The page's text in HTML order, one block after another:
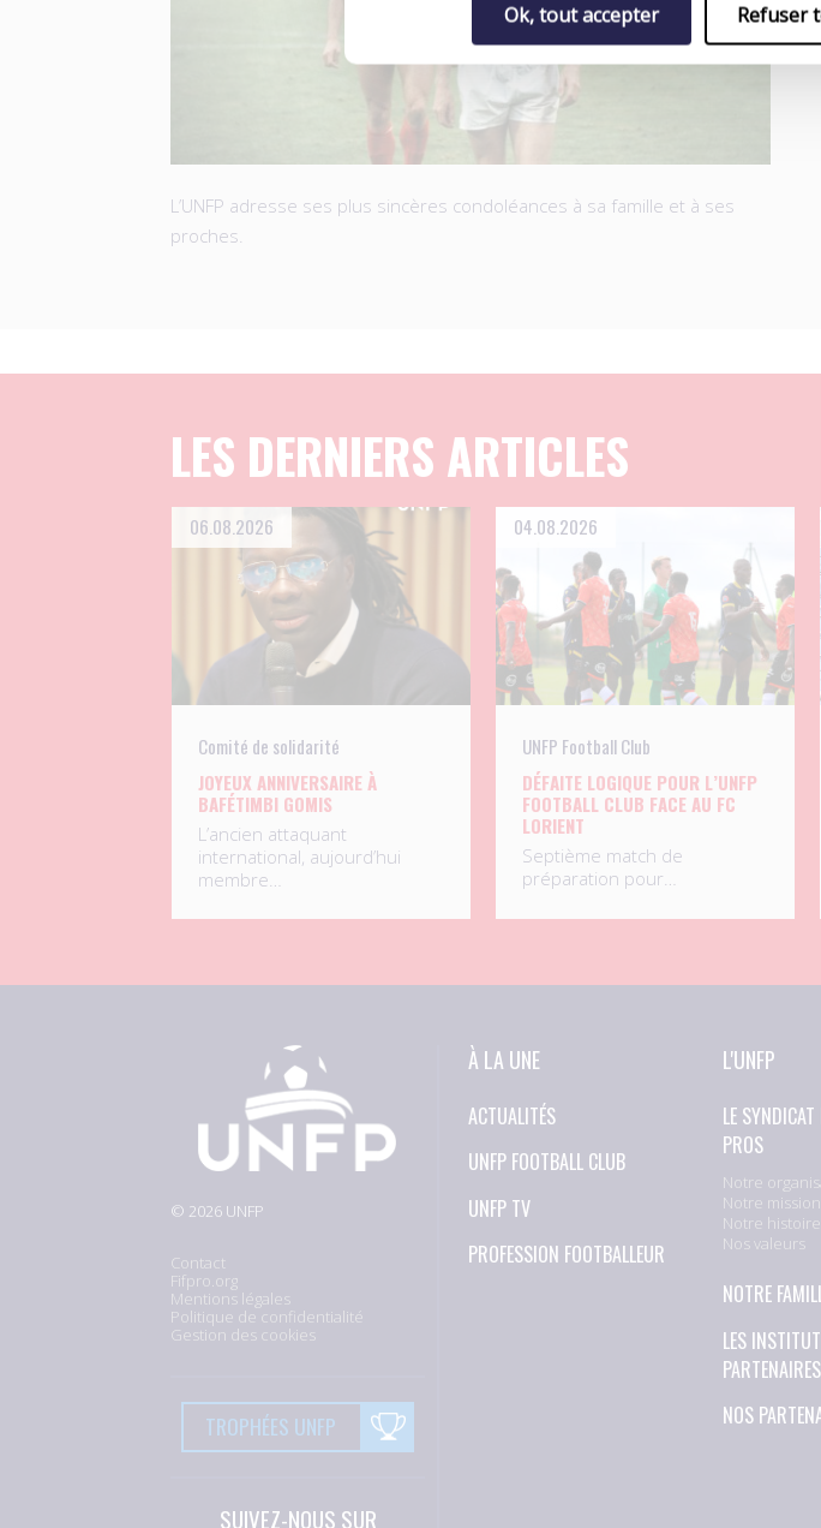
Ok, tout accepter Refuser
L’UNFP adresse ses plus sincères condoléances à sa famille et à ses
proches.
LES DERNIERS ARTICLES
06.08.2026
Comité de solidarité
JOYEUX ANNIVERSAIRE À
BAFÉTIMBI GOMIS
L’ancien attaquant
international, aujourd’hui
membre…
04.08.2026
UNFP Football Club
DÉFAITE LOGIQUE POUR L’UNFP
FOOTBALL CLUB FACE AU FC
LORIENT
Septième match de
préparation pour…
© 2026 UNFP
Contact
Fifpro.org
Mentions légales
Politique de confidentialité
Gestion des cookies
TROPHÉES UNFP
SUIVEZ-NOUS SUR
À LA UNE
ACTUALITÉS
UNFP FOOTBALL CLUB
UNFP TV
PROFESSION FOOTBALLEUR
L'UNFP
LE
PROS
Notre
Notre mission
Notre histoire
Nos valeurs
NOTRE
LES
PARTENAIRES
NOS